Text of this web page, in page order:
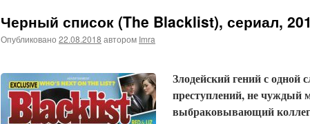
Черный список (The Blacklist), сериал,
Опубликовано 22.08.2018 автором Imra
Злодейский гений с одной
преступлений, не чуждый
выбраковывающий коллег